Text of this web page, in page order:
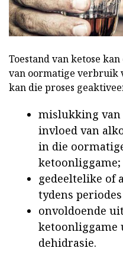
Toestand van ketose
van oormatige verbruik
kan die proses
mislukking van
invloed van
in die
ketoonliggame;
gedeeltelike of
tydens
onvoldoende
ketoonliggame
dehidrasie.